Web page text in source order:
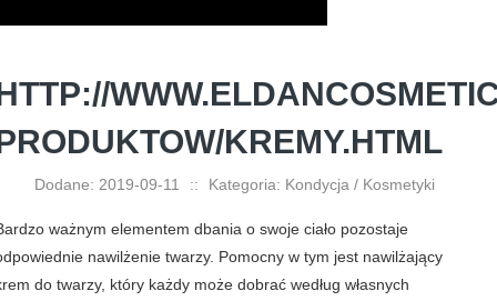
KREMY.HTML
Dodane: 2019-09-11 :: Kategoria: Kondycja / Kosmetyki
ważnym elementem dbania o swoje ciało pozostaje
nawilżenie twarzy. Pomocny w tym jest nawilżający
do twarzy, który każdy może dobrać według własnych